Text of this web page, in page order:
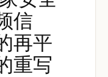
信
再平
重写